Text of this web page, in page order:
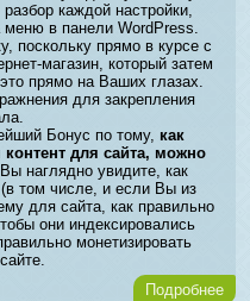
каждой настройки,
меню в панели WordPress.
поскольку прямо в курсе с
магазин, который затем
прямо на Ваших глазах.
для закрепления
Бонус по тому,как
контент для сайта, можно
наглядно увидите, как
(в том числе, и если Вы из
для сайта, как правильно
они индексировались
монетизировать
Подробнее